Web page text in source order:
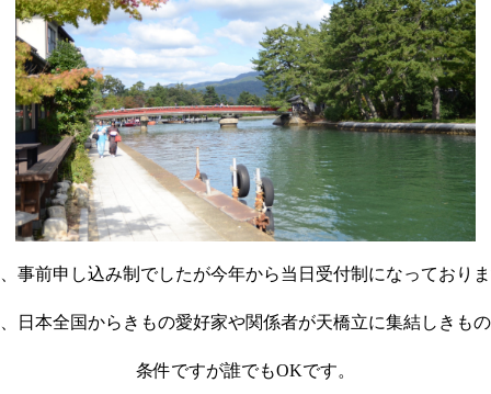
事前申し込み制でしたが今年から当日受付制になっておりま
日本全国からきもの愛好家や関係者が天橋立に集結しきも
条件ですが誰でもOKです。